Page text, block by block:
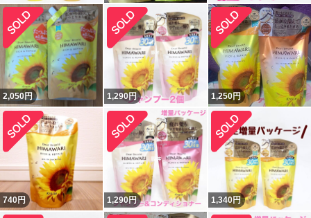
2,050円 1,290円 1,250円
740円 1,290円 1,340円